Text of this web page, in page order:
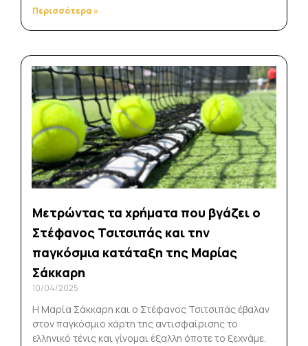
Περισσότερα »
Μετρώντας τα χρήματα που βγάζει ο
Στέφανος Τσιτσιπάς και την
παγκόσμια κατάταξη της Μαρίας
Σάκκαρη
10/04/2025
Η Μαρία Σάκκαρη και ο Στέφανος Τσιτσιπάς έβαλαν
στον παγκόσμιο χάρτη της αντισφαίρισης το
ελληνικό τένις και γίνομαι έξαλλη όποτε το ξεχνάμε.